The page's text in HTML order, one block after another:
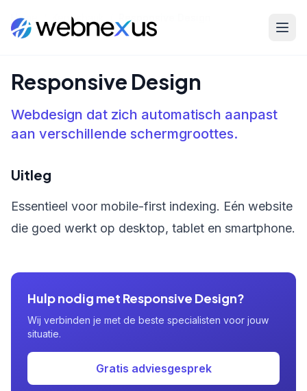
Home Kennisbank Responsive Design
Responsive Design
Webdesign dat zich automatisch aanpast
aan verschillende schermgroottes.
Uitleg
Essentieel voor mobile-first indexing. Eén website
die goed werkt op desktop, tablet en smartphone.
Hulp nodig met Responsive Design?
Wij verbinden je met de beste specialisten voor jouw
situatie.
Gratis adviesgesprek